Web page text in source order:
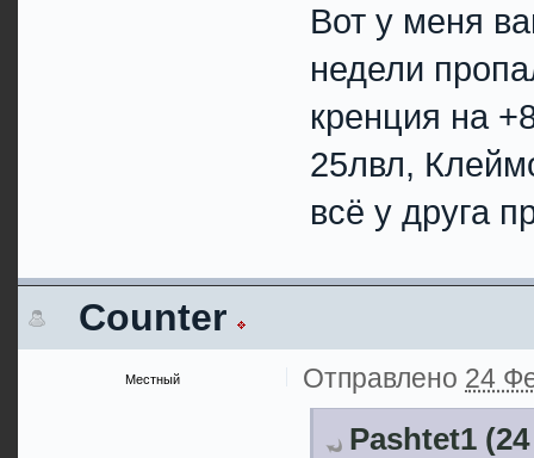
Вот у меня
недели
кренция на
25лвл,
всё у друга
Counter
Местный Отправлено 24
Pashtet1